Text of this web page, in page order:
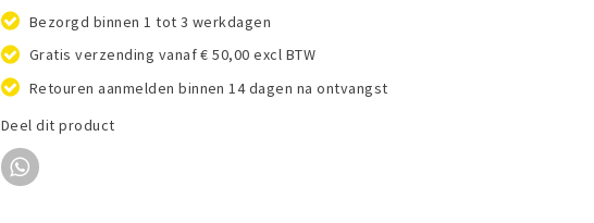
Bezorgd binnen 1 tot 3 werkdagen
Gratis verzending vanaf € 50,00 excl BTW
Retouren aanmelden binnen 14 dagen na ontvangst
Deel dit product